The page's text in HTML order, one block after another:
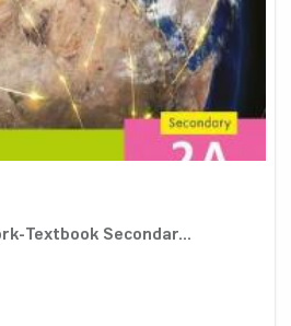
Textbook Secondar...